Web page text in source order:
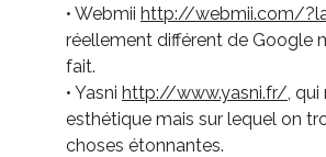
• Webmii http://webmii.com/
réellement différent de Google
fait.
• Yasni http://www.yasni.fr/, qui
esthétique mais sur lequel on
choses étonnantes.